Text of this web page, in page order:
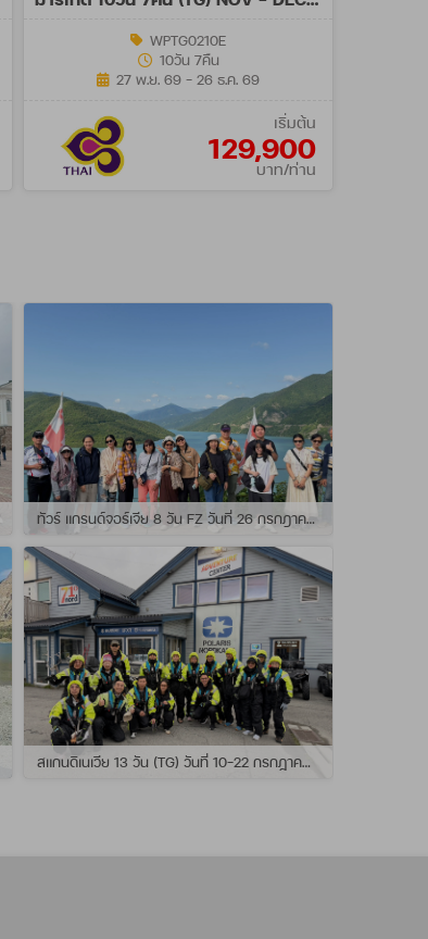
WPTG0210E
10วัน 7คืน
27 พ.ย. 69 - 26 ธ.ค. 69
เริ่มต้น
129,900
บาท/ท่าน
ทัวร์ แกรนด์จอร์เจีย 8 วัน FZ วันที่ 26 กรกฎาคม - 02 สิงหาคม 2569 เดินทางกับไกด์พี่โจ๊ก
สแกนดิเนเวีย 13 วัน (TG) วันที่ 10-22 กรกฏาคม 2569 เดินทางกับไกด์พี่เต้ย